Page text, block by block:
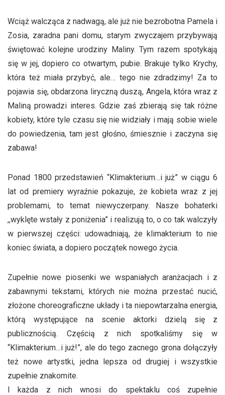
Wciąż walcząca z nadwagą, ale już nie bezrobotna Pamela i
Zosia, zaradna pani domu, starym zwyczajem przybywają
świętować kolejne urodziny Maliny. Tym razem spotykają
się w jej, dopiero co otwartym, pubie. Brakuje tylko Krychy,
która też miała przybyć, ale… tego nie zdradzimy! Za to
pojawia się, obdarzona liryczną duszą, Angela, która wraz z
Maliną prowadzi interes. Gdzie zaś zbierają się tak różne
kobiety, które tyle czasu się nie widziały i mają sobie wiele
do powiedzenia, tam jest głośno, śmiesznie i zaczyna się
zabawa!
Ponad 1800 przedstawień “Klimakterium…i już” w ciągu 6
lat od premiery wyraźnie pokazuje, że kobieta wraz z jej
problemami, to temat niewyczerpany. Nasze bohaterki
,,wyklęte wstały z poniżenia” i realizują to, o co tak walczyły
w pierwszej części: udowadniają, że klimakterium to nie
koniec świata, a dopiero początek nowego życia.
Zupełnie nowe piosenki we wspaniałych aranżacjach i z
zabawnymi tekstami, których nie można przestać nucić,
złożone choreograficzne układy i ta niepowtarzalna energia,
którą występujące na scenie aktorki dzielą się z
publicznością. Częścią z nich spotkaliśmy się w
“Klimakterium…i już!”, ale do tego zacnego grona dołączyły
też nowe artystki, jedna lepsza od drugiej i wszystkie
zupełnie znakomite.
I każda z nich wnosi do spektaklu coś zupełnie